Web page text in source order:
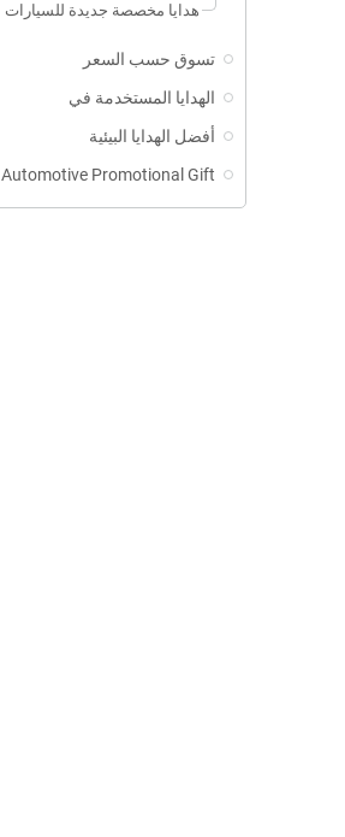
هدايا مخصصة جديدة للسيارات
تسوق حسب السعر
الهدايا المستخدمة في
أفضل الهدايا البيئية
Automotive Promotional Gift